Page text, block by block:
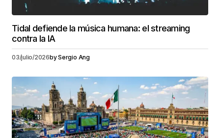
Tidal defiende la música humana: el streaming
contra la IA
03/julio/2026bySergio Ang